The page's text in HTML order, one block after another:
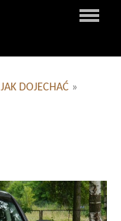
JAK DOJECHAĆ »